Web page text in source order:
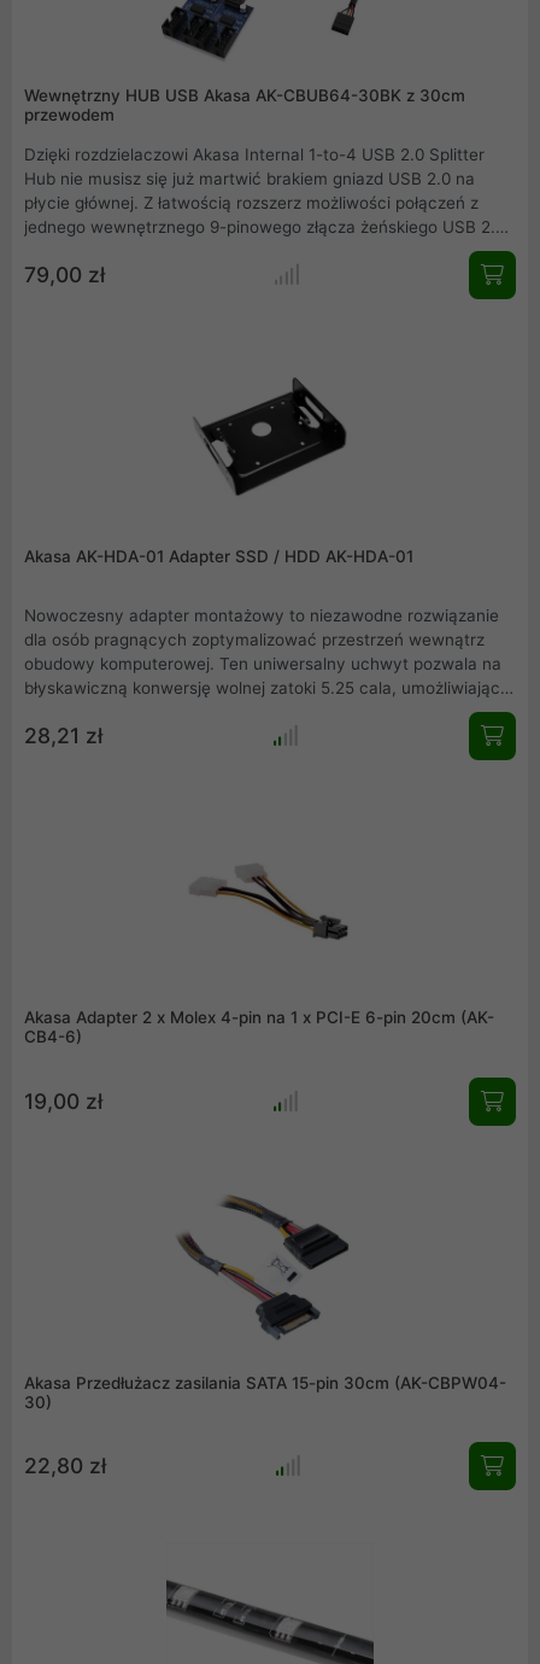
Wewnętrzny HUB USB Akasa AK-CBUB64-30BK z 30cm
przewodem
Dzięki rozdzielaczowi Akasa Internal 1-to-4 USB 2.0 Splitter
Hub nie musisz się już martwić brakiem gniazd USB 2.0 na
płycie głównej. Z łatwością rozszerz możliwości połączeń z
jednego wewnętrznego 9-pinowego złącza żeńskiego USB 2.0
79,00 zł
Akasa AK-HDA-01 Adapter SSD / HDD AK-HDA-01
Nowoczesny adapter montażowy to niezawodne rozwiązanie
dla osób pragnących zoptymalizować przestrzeń wewnątrz
obudowy komputerowej. Ten uniwersalny uchwyt pozwala na
błyskawiczną konwersję wolnej zatoki 5.25 cala, umożliwiając
stabilne osadzenie dysku HDD lub SSD w rozmiarze 2.5 oraz
3.5 cala. Wykonany z wytrzymałej stali SECC w kolorze
czarnym, nie tylko świetnie wygląda, ale również skutecznie
28,21 zł
Akasa Adapter 2 x Molex 4-pin na 1 x PCI-E 6-pin 20cm (AK-
CB4-6)
19,00 zł
Akasa Przedłużacz zasilania SATA 15-pin 30cm (AK-CBPW04-
30)
22,80 zł